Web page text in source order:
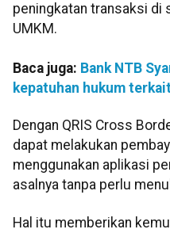
peningkatan transaksi di
UMKM.
Baca juga: Bank NTB
kepatuhan hukum
Dengan QRIS Cross
dapat melakukan
menggunakan aplikasi
asalnya tanpa perlu
Hal itu memberikan